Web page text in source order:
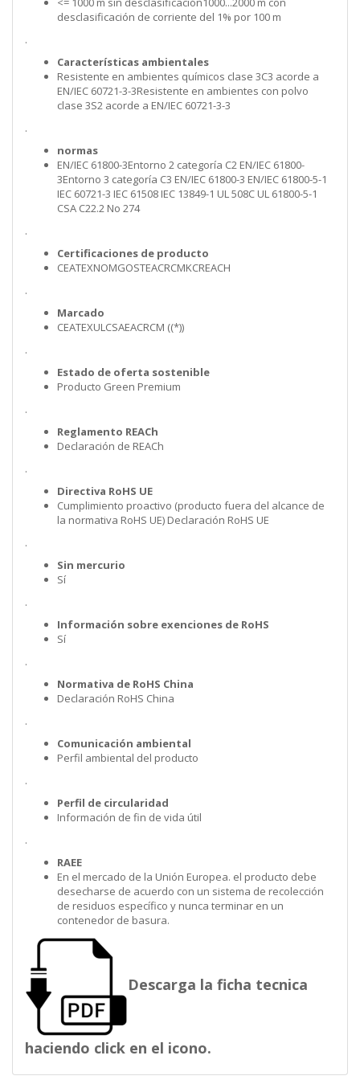
desclasificación de corriente del 1% por 100 m
.
Características ambientales
Resistente en ambientes químicos clase 3C3 acorde a
EN/IEC 60721-3-3Resistente en ambientes con polvo
clase 3S2 acorde a EN/IEC 60721-3-3
.
normas
EN/IEC 61800-3Entorno 2 categoría C2 EN/IEC 61800-
3Entorno 3 categoría C3 EN/IEC 61800-3 EN/IEC 61800-5-1
IEC 60721-3 IEC 61508 IEC 13849-1 UL 508C UL 61800-5-1
CSA C22.2 No 274
.
Certificaciones de producto
CEATEXNOMGOSTEACRCMKCREACH
.
Marcado
CEATEXULCSAEACRCM ((*))
.
Estado de oferta sostenible
Producto Green Premium
.
Reglamento REACh
Declaración de REACh
.
Directiva RoHS UE
Cumplimiento proactivo (producto fuera del alcance de
la normativa RoHS UE) Declaración RoHS UE
.
Sin mercurio
Sí
.
Información sobre exenciones de RoHS
Sí
.
Normativa de RoHS China
Declaración RoHS China
.
Comunicación ambiental
Perfil ambiental del producto
.
Perfil de circularidad
Información de fin de vida útil
.
RAEE
En el mercado de la Unión Europea. el producto debe
desecharse de acuerdo con un sistema de recolección
de residuos específico y nunca terminar en un
contenedor de basura.
Descarga la ficha tecnica
haciendo click en el icono.